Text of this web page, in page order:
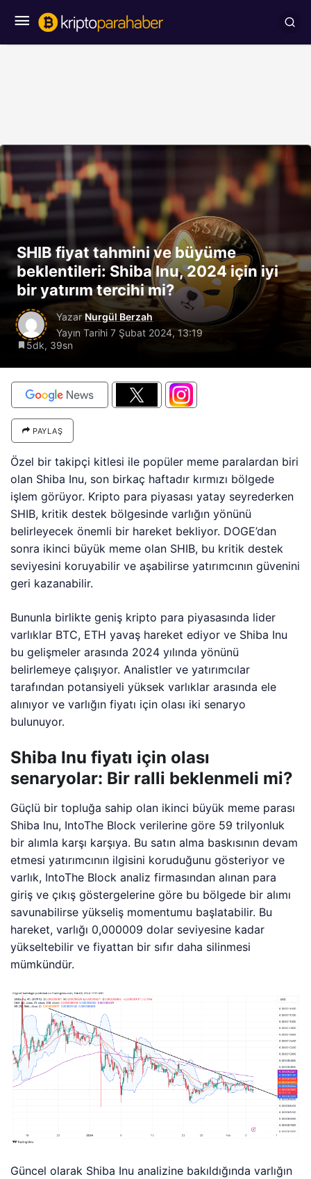
SHIB fiyat tahmini ve büyüme
beklentileri: Shiba Inu, 2024 için iyi
bir yatırım tercihi mi?
Yazar Nurgül Berzah
Yayın Tarihi 7 Şubat 2024, 13:19
5dk, 39sn
PAYLAŞ
Özel bir takipçi kitlesi ile popüler meme paralardan biri
olan Shiba Inu, son birkaç haftadır kırmızı bölgede
işlem görüyor. Kripto para piyasası yatay seyrederken
SHIB, kritik destek bölgesinde varlığın yönünü
belirleyecek önemli bir hareket bekliyor. DOGE’dan
sonra ikinci büyük meme olan SHIB, bu kritik destek
seviyesini koruyabilir ve aşabilirse yatırımcının güvenini
geri kazanabilir.
Bununla birlikte geniş kripto para piyasasında lider
varlıklar BTC, ETH yavaş hareket ediyor ve Shiba Inu
bu gelişmeler arasında 2024 yılında yönünü
belirlemeye çalışıyor. Analistler ve yatırımcılar
tarafından potansiyeli yüksek varlıklar arasında ele
alınıyor ve varlığın fiyatı için olası iki senaryo
bulunuyor.
Shiba Inu fiyatı için olası
senaryolar: Bir ralli beklenmeli mi?
Güçlü bir topluğa sahip olan ikinci büyük meme parası
Shiba Inu, IntoThe Block verilerine göre 59 trilyonluk
bir alımla karşı karşıya. Bu satın alma baskısının devam
etmesi yatırımcının ilgisini koruduğunu gösteriyor ve
varlık, IntoThe Block analiz firmasından alınan para
giriş ve çıkış göstergelerine göre bu bölgede bir alımı
savunabilirse yükseliş momentumu başlatabilir. Bu
hareket, varlığı 0,000009 dolar seviyesine kadar
yükseltebilir ve fiyattan bir sıfır daha silinmesi
mümkündür.
Güncel olarak Shiba Inu analizine bakıldığında varlığın